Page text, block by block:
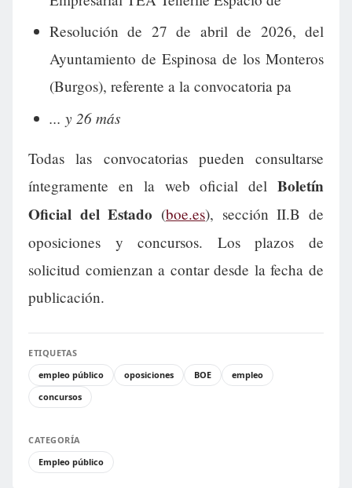
Resolución de 27 de abril de 2026, del
Ayuntamiento de Espinosa de los Monteros
(Burgos), referente a la convocatoria pa
... y 26 más
Todas las convocatorias pueden consultarse
íntegramente en la web oficial del Boletín
Oficial del Estado (boe.es), sección II.B de
oposiciones y concursos. Los plazos de
solicitud comienzan a contar desde la fecha de
publicación.
ETIQUETAS
empleo público
oposiciones BOE
empleo
concursos
CATEGORÍA
Empleo público